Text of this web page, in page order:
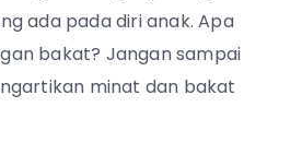
ada pada diri anak. Apa
bakat? Jangan sampai
minat dan bakat